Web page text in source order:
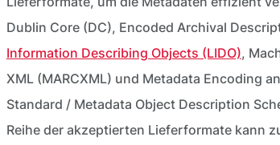
Dublin Core (DC), Encoded Archival
Information Describing Objects (LIDO),
XML (MARCXML) und Metadata Encoding
Standard / Metadata Object Description
Reihe der akzeptierten Lieferformate kann